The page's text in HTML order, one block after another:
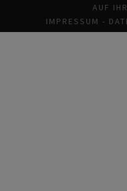
AUF
IMPRESSUM -